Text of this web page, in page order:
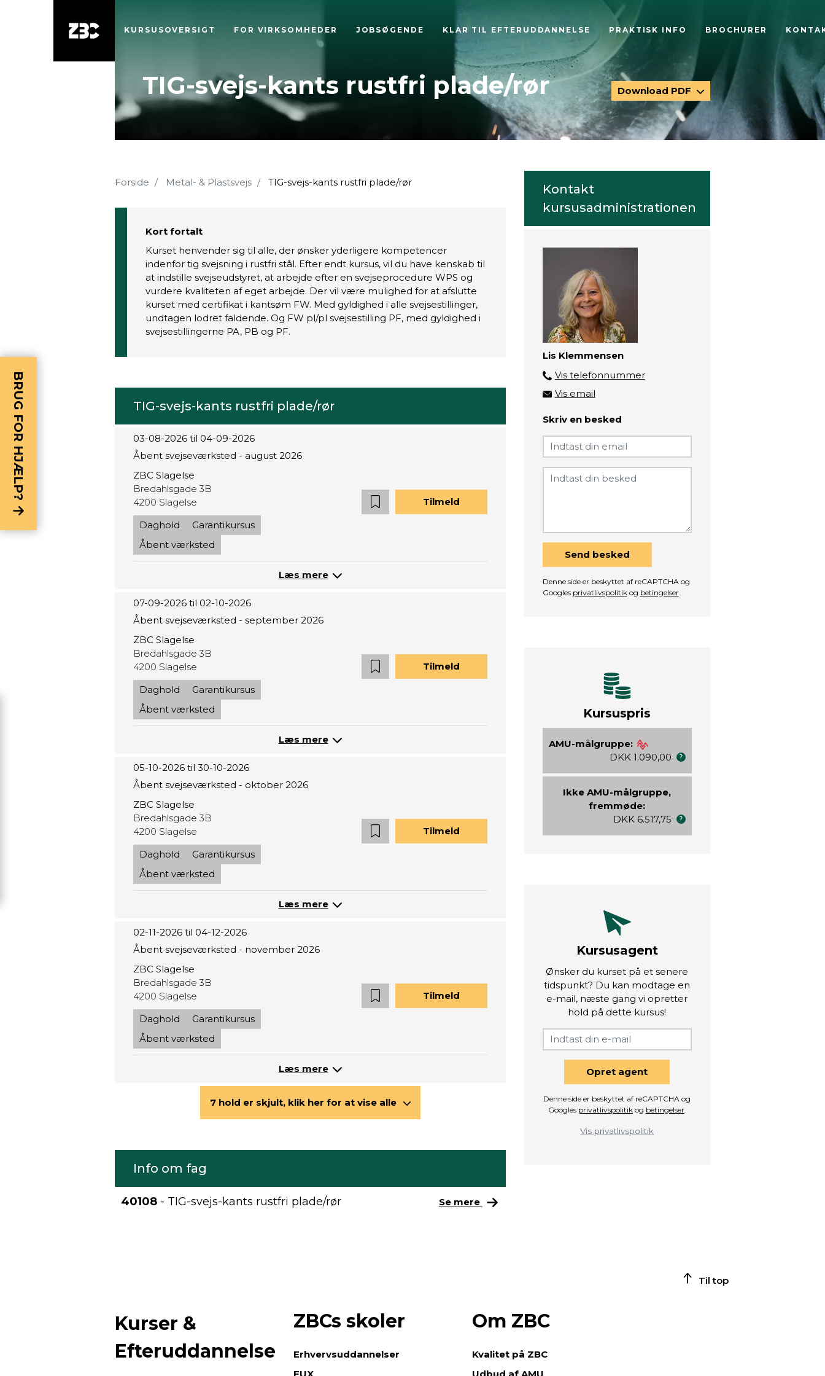
KURSUSOVERSIGT FOR VIRKSOMHEDER JOBSØGENDE KLAR TIL EFTERUDDANNELSE PRAKTISK INFO BROCHURER
TIG-svejs-kants rustfri plade/rør Download PDF
Forside Metal- & Plastsvejs TIG-svejs-kants rustfri plade/rør
Kort fortalt
Kurset henvender sig til alle, der ønsker yderligere kompetencer
indenfor tig svejsning i rustfri stål. Efter endt kursus, vil du have kenskab til
at indstille svejseudstyret, at arbejde efter en svejseprocedure WPS og
vurdere kvaliteten af eget arbejde. Der vil være mulighed for at afslutte
kurset med certifikat i kantsøm FW. Med gyldighed i alle svejsestillinger,
undtagen lodret faldende. Og FW pl/pl svejsestilling PF, med gyldighed i
svejsestillingerne PA, PB og PF.
TIG-svejs-kants rustfri plade/rør
03-08-2026 til 04-09-2026
Åbent svejseværksted - august 2026
ZBC Slagelse
Bredahlsgade 3B
4200 Slagelse
Daghold
Garantikursus
Åbent værksted
Tilmeld
Læs mere
07-09-2026 til 02-10-2026
Åbent svejseværksted - september 2026
ZBC Slagelse
Bredahlsgade 3B
4200 Slagelse
Daghold
Garantikursus
Åbent værksted
Tilmeld
Læs mere
05-10-2026 til 30-10-2026
Åbent svejseværksted - oktober 2026
ZBC Slagelse
Bredahlsgade 3B
4200 Slagelse
Daghold
Garantikursus
Åbent værksted
Tilmeld
Læs mere
02-11-2026 til 04-12-2026
Åbent svejseværksted - november 2026
ZBC Slagelse
Bredahlsgade 3B
4200 Slagelse
Daghold
Garantikursus
Åbent værksted
Tilmeld
Læs mere
7 hold er skjult, klik her for at vise alle
Info om fag
40108 - TIG-svejs-kants rustfri plade/rør Se mere
Kontakt
kursusadministrationen
Lis Klemmensen
Vis telefonnummer
3193 5606
Vis email
klem@zbc.dk
Skriv en besked
Send besked
Denne side er beskyttet af reCAPTCHA og
Googles privatlivspolitikog betingelser.
Kursuspris
AMU-målgruppe:
DKK 1.090,00
Ikke AMU-målgruppe,
fremmøde:
DKK 6.517,75
Kursusagent
Ønsker du kurset på et senere
tidspunkt? Du kan modtage en
e-mail, næste gang vi opretter
hold på dette kursus!
Opret agent
Denne side er beskyttet af reCAPTCHA og
Googles privatlivspolitikog betingelser.
Vis privatlivspolitik
BRUG FOR HJÆLP?
Til top
Kurser &
Efteruddannelse
ZBCs skoler
Erhvervsuddannelser
Om ZBC
Kvalitet på ZBC